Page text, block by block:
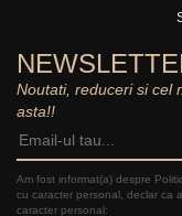
Noutati, reduceri si cel
asta!!
Am fost informat(a) despre
cu caracter personal, declar ca
caracter personal: